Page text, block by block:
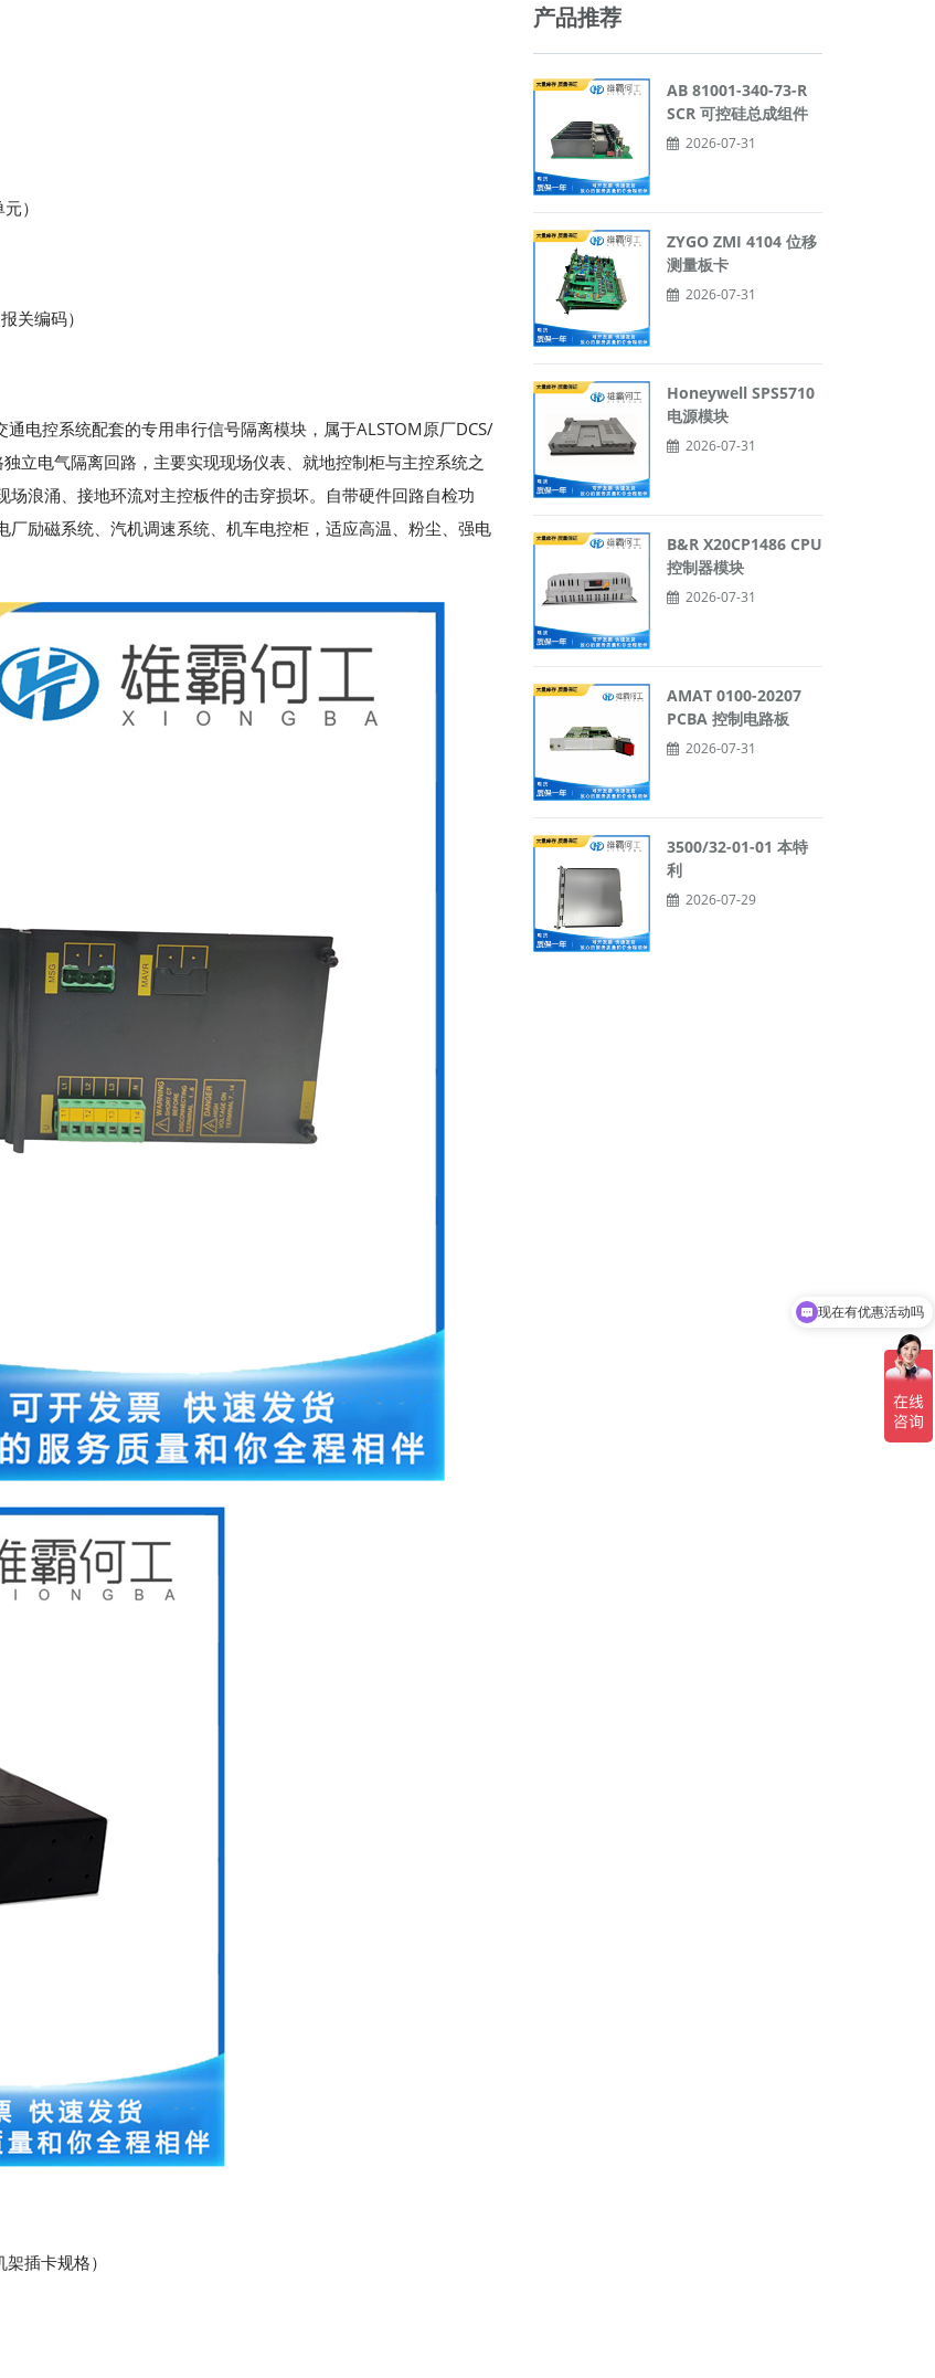
）
关编码）
电控系统配套的专用串行信号隔离模块，属于ALSTOM原厂DCS/
立电气隔离回路，主要实现现场仪表、就地控制柜与主控系统之
浪涌、接地环流对主控板件的击穿损坏。自带硬件回路自检功
励磁系统、汽机调速系统、机车电控柜，适应高温、粉尘、强电
插卡规格）
产品推荐
AB 81001-340-73-R
SCR 可控硅总成组件
2026-07-31
ZYGO ZMI 4104 位移
测量板卡
2026-07-31
Honeywell SPS5710
电源模块
2026-07-31
B&R X20CP1486 CPU
控制器模块
2026-07-31
AMAT 0100-20207
PCBA 控制电路板
2026-07-31
3500/32-01-01 本特
利
2026-07-29
可以介绍下你们的产品么